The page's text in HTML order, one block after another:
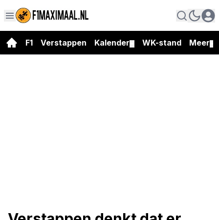
F1 Verstappen Kalender WK-stand Meer